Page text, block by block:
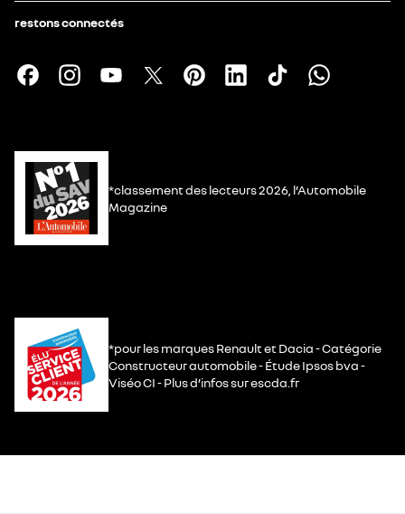
restons connectés
*classement des lecteurs 2026, l’Automobile
Magazine
*pour les marques Renault et Dacia - Catégorie
Constructeur automobile - Étude Ipsos bva -
Viséo CI - Plus d’infos sur escda.fr